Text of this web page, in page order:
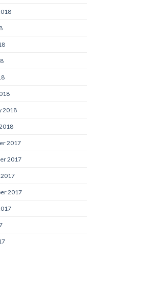
2018
2017
2017
2017